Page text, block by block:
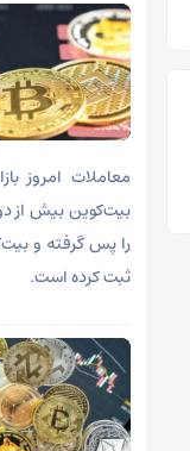
معاملات امروز
را پس گرفته و
ثبت کرده است.